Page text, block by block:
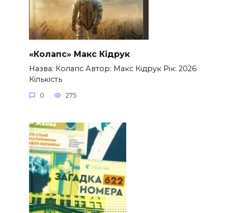
«Колапс» Макс Кідрук
Назва: Колапс Автор: Макс Кідрук Рік: 2026
Кількість
0 275